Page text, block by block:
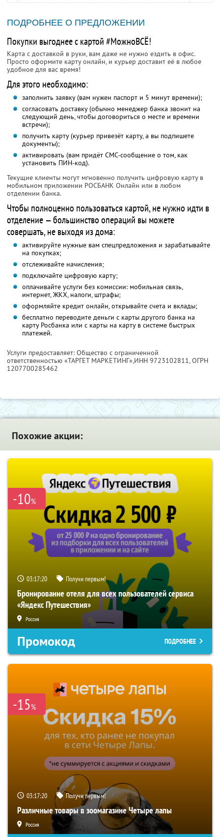
ПОДРОБНЕЕ О ПРЕДЛОЖЕНИИ
Покупки выгоднее с картой #МожноВСЁ!
Карта с доставкой в руки, вам даже не нужно ездить в офис.
Просто оформите карту онлайн, и курьер доставит её в любое
удобное для вас время!
Для этого необходимо:
заполнить заявку (вам нужен паспорт и 5 минут времени);
согласовать доставку (обычно менеджер банка звонит на
следующий день, чтобы договориться о месте и времени
встречи);
получить карту (курьер привезёт карту, а вы подпишете
документы);
активировать (вам придёт СМС-сообщение о том, как
установить ПИН-код).
Текущие клиенты могут мгновенно получить цифровую карту в
мобильном приложении РОСБАНК Онлайн или в любом
отделении банка.
Чтобы полноценно пользоваться картой, не нужно идти в
отделение — большинство операций вы можете
совершать, не выходя из дома:
активируйте нужные вам спецпредложения и зарабатывайте
на покупках;
отслеживайте начисления;
подключайте цифровую карту;
оплачивайте услуги без комиссии: мобильная связь,
интернет, ЖКХ, налоги, штрафы;
оформляйте кредит онлайн, открывайте счета и вклады;
бесплатно переводите деньги с карты другого банка на
карту Росбанка или с карты на карту в системе быстрых
платежей.
Услуги предоставляет: Общество с ограниченной
ответственностью «ТАРГЕТ МАРКЕТИНГ»,ИНН 9723102811, ОГРН
1207700285462
Похожие акции:
-10%
03:17:19 Получи первым!
Бронирование отеля для всех пользователей сервиса
«Яндекс Путешествия»
Россия
Промокод ПОДРОБНЕЕ
-15%
03:17:19 Получи первым!
Различные товары в зоомагазине Четыре лапы
Россия